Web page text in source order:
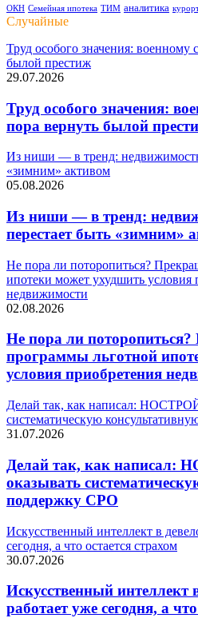
ОКН Семейная ипотека ТИМ аналитика
Случайные
Труд особого значения: военному
былой престиж
29.07.2026
Труд особого значения:
пора вернуть былой
Из ниши — в тренд: недвижимость
«зимним» активом
05.08.2026
Из ниши — в тренд:
перестает быть «зимним»
Не пора ли поторопиться?
ипотеки может ухудшить условия
недвижимости
02.08.2026
Не пора ли
программы льготной
условия приобретения
Делай так, как написал: НОСТРОЙ
систематическую
31.07.2026
Делай так, как написал:
оказывать
поддержку СРО
Искусственный интеллект в
сегодня, а что остается страхом
30.07.2026
Искусственный интеллект
работает уже сегодня, а